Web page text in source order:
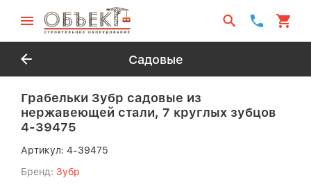
Садовые
Грабельки Зубр садовые из
нержавеющей стали, 7 круглых зубцов
4-39475
Артикул: 4-39475
Бренд: Зубр